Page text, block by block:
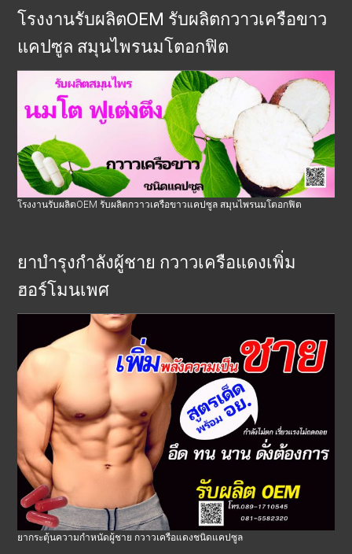
โรงงานรับผลิตOEM รับผลิตกวาวเครือขาว
แคปซูล สมุนไพรนมโตอกฟิต
โรงงานรับผลิตOEM รับผลิตกวาวเครือขาวแคปซูล สมุนไพรนมโตอกฟิต
ยาบำรุงกำลังผู้ชาย กวาวเครือแดงเพิ่ม
ฮอร์โมนเพศ
ยากระตุ้นความกำหนัดผู้ชาย กวาวเครือแดงชนิดแคปซูล